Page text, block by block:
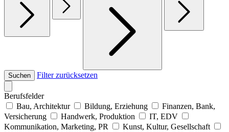
Suchen Filter zurücksetzen
Berufsfelder
Bau, Architektur
Bildung, Erziehung
Finanzen, Bank,
Versicherung
Handwerk, Produktion
IT, EDV
Kommunikation, Marketing, PR
Kunst, Kultur, Gesellschaft